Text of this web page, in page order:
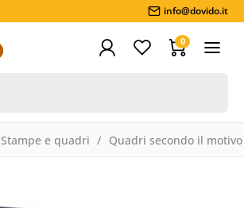
info@dovido.it
0
Stampe e quadri Quadri secondo il motivo